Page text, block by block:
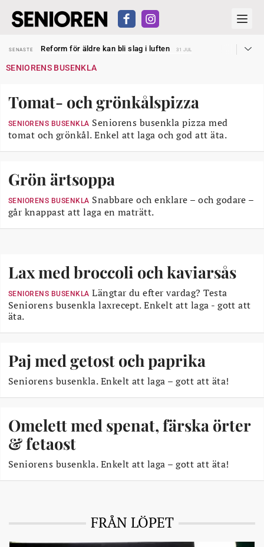
SENASTE
Reform för äldre kan bli slag i luften
31 JUL
SENASTE
Dom öppnar för rätt till garantipension
SENASTE
Liten höjning av garantipensionen
27 JUL
SENASTE
Sven Hagströmer sommarpratar
26 JUL
SENASTE
Reform för äldre kan bli slag i luften 31 JUL
SENIORENS BUSENKLA
Tomat- och grönkålspizza
SENIORENS BUSENKLA Seniorens busenkla pizza med
tomat och grönkål. Enkel att laga och god att äta.
Grön ärtsoppa
SENIORENS BUSENKLA Snabbare och enklare – och godare –
går knappast att laga en maträtt.
Lax med broccoli och kaviarsås
SENIORENS BUSENKLA Längtar du efter vardag? Testa
Seniorens busenkla laxrecept. Enkelt att laga - gott att
äta.
Paj med getost och paprika
Seniorens busenkla. Enkelt att laga – gott att äta!
Omelett med spenat, färska örter
& fetaost
Seniorens busenkla. Enkelt att laga – gott att äta!
FRÅN LÖPET